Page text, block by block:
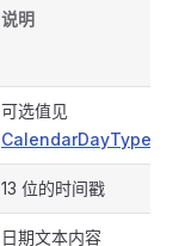
说明
可选值见
CalendarDayType
13 位的时间戳
日期文本内容